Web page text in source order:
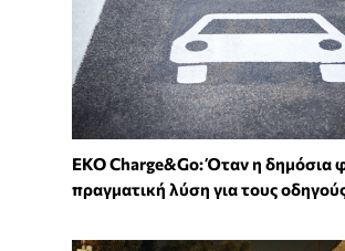
EKO Charge&Go: Όταν η δημόσια
πραγματική λύση για τους